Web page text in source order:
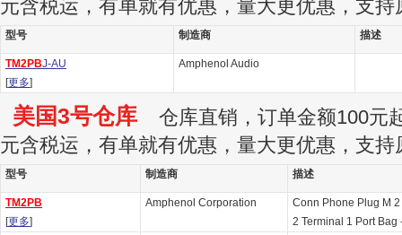
元含税运，有单就有优惠，量大更优惠，支持
型号 制造商 描述
TM2PBJ-AU
[更多]
Amphenol Audio
美国3号仓库 仓库直销，订单金额100元
元含税运，有单就有优惠，量大更优惠，支持
型号 制造商 描述
TM2PB
[更多]
Amphenol Corporation
Conn Phone Plug M
2 Terminal 1 Port Bag